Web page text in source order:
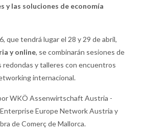
y las soluciones de economía
que tendrá lugar el 28 y 29 de abril,
y online, se combinarán sesiones de
redondas y talleres con encuentros
internacional.
WKÖ Assenwirtschaft Austria -
Europe Network Austria y
de Comerç de Mallorca.